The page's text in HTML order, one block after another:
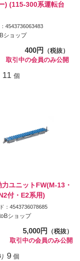
) (115-300系運転台
4543736063483
ショップ
400円
（税抜）
取引中の会員のみ公開
11 個
ユニットFW(M-13・
付・E2系用)
：4543736078685
ショップ
5,000円
（税抜）
取引中の会員のみ公開
9 個